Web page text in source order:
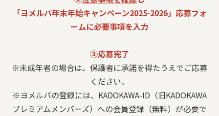
「ヨメルバ年末年始キャンペーン2025-2026」 応募フォ
ームに必要事項を入力
③応募完了
※未成年者の場合は、保護者に承諾を得たうえでご応募
ください。
※ヨメルバの登録には、KADOKAWA-ID（旧KADOKAWA
プレミアムメンバーズ）への会員登録（無料）が必要で